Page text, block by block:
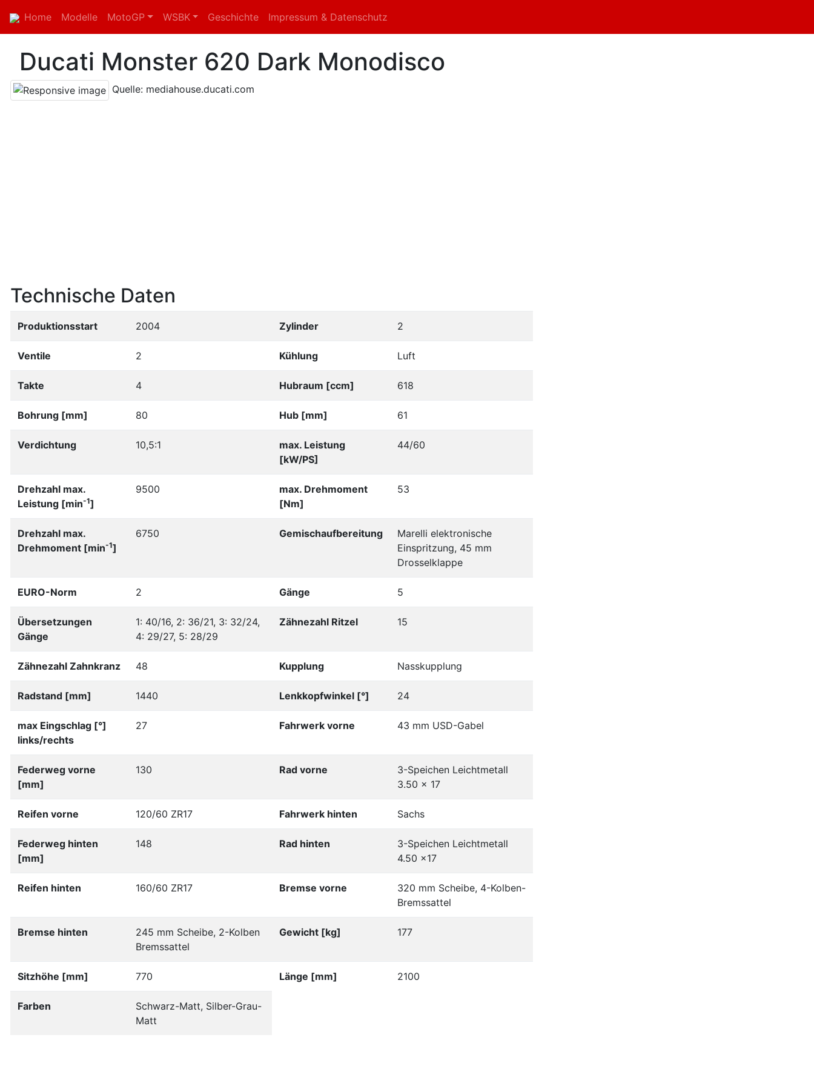
Home Modelle MotoGP WSBK Geschichte Impressum & Datenschutz
Ducati Monster 620 Dark Monodisco
Quelle: mediahouse.ducati.com
Technische Daten
Produktionsstart 2004 Zylinder 2
Ventile 2 Kühlung Luft
Takte 4 Hubraum [ccm] 618
Bohrung [mm] 80 Hub [mm] 61
Verdichtung 10,5:1
max. Leistung
[kW/PS]
44/60
Drehzahl max.
Leistung [min-1]
9500
max. Drehmoment
[Nm]
53
Drehzahl max.
Drehmoment [min-1]
6750 Gemischaufbereitung
Marelli elektronische
Einspritzung, 45 mm
Drosselklappe
EURO-Norm 2 Gänge 5
Übersetzungen
Gänge
1: 40/16, 2: 36/21, 3: 32/24,
4: 29/27, 5: 28/29
Zähnezahl Ritzel 15
Zähnezahl Zahnkranz 48 Kupplung Nasskupplung
Radstand [mm] 1440 Lenkkopfwinkel [°] 24
max Eingschlag [°]
links/rechts
27 Fahrwerk vorne 43 mm USD-Gabel
Federweg vorne
[mm]
130 Rad vorne
3-Speichen Leichtmetall
3.50 x 17
Reifen vorne 120/60 ZR17 Fahrwerk hinten Sachs
Federweg hinten
[mm]
148 Rad hinten
3-Speichen Leichtmetall
4.50 x17
Reifen hinten 160/60 ZR17 Bremse vorne
320 mm Scheibe, 4-Kolben-
Bremssattel
Bremse hinten
245 mm Scheibe, 2-Kolben
Bremssattel
Gewicht [kg] 177
Sitzhöhe [mm] 770 Länge [mm] 2100
Farben
Schwarz-Matt, Silber-Grau-
Matt